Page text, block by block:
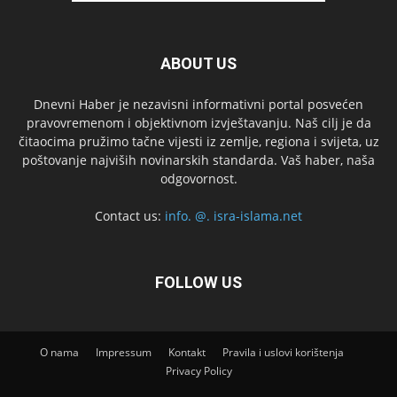
ABOUT US
Dnevni Haber je nezavisni informativni portal posvećen
pravovremenom i objektivnom izvještavanju. Naš cilj je da
čitaocima pružimo tačne vijesti iz zemlje, regiona i svijeta, uz
poštovanje najviših novinarskih standarda. Vaš haber, naša
odgovornost.
Contact us: info. @. isra-islama.net
FOLLOW US
O nama Impressum Kontakt
Pravila i uslovi korištenja
Privacy Policy